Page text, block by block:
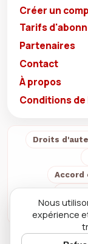
Créer un
Tarifs
Partenaires
Contact
À propos
Conditions
Droits
Conditions
Nous
expérience